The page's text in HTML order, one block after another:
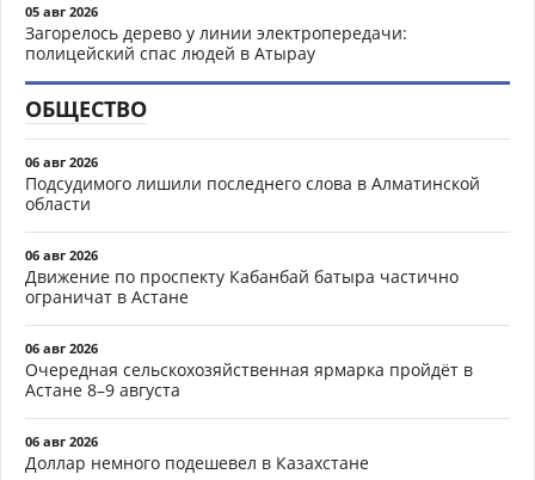
05 авг 2026
Загорелось дерево у линии электропередачи:
полицейский спас людей в Атырау
ОБЩЕСТВО
06 авг 2026
Подсудимого лишили последнего слова в Алматинской
области
06 авг 2026
Движение по проспекту Кабанбай батыра частично
ограничат в Астане
06 авг 2026
Очередная сельскохозяйственная ярмарка пройдёт в
Астане 8–9 августа
06 авг 2026
Доллар немного подешевел в Казахстане